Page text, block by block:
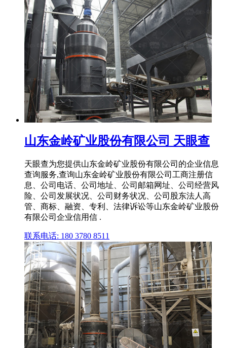
山东金岭矿业股份有限公司 天眼查
天眼查为您提供山东金岭矿业股份有限公司的企业信息
查询服务,查询山东金岭矿业股份有限公司工商注册信
息、公司电话、公司地址、公司邮箱网址、公司经营风
险、公司发展状况、公司财务状况、公司股东法人高
管、商标、融资、专利、法律诉讼等山东金岭矿业股份
有限公司企业信用信 .
联系电话: 180 3780 8511